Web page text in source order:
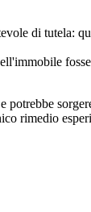
di tutela:
potrebbe
rimedio